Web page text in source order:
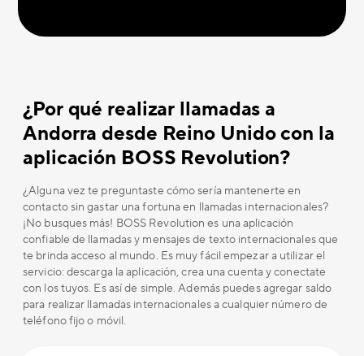
¿Por qué realizar llamadas a
Andorra desde Reino Unido con la
aplicación BOSS Revolution?
¿Alguna vez te preguntaste cómo sería mantenerte en
contacto sin gastar una fortuna en llamadas internacionales?
¡No busques más! BOSS Revolution es una aplicación
confiable de llamadas y mensajes de texto internacionales que
te brinda acceso al mundo. Es muy fácil empezar a utilizar el
servicio: descarga la aplicación, crea una cuenta y conectate
con los tuyos. Es así de simple. Además puedes agregar saldo
para realizar llamadas internacionales a cualquier número de
teléfono fijo o móvil.